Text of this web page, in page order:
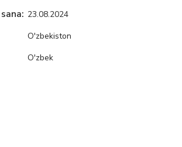
23.08.2024
O'zbekiston
O'zbek